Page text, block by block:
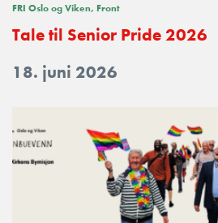
FRI Oslo og Viken Front
Tale til Senior Pride 2026
18. juni 2026